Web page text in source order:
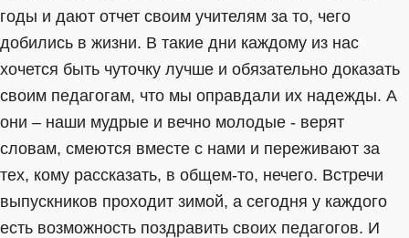
годы и дают отчет своим учителям за то, чего
добились в жизни. В такие дни каждому из нас
хочется быть чуточку лучше и обязательно доказать
своим педагогам, что мы оправдали их надежды. А
они – наши мудрые и вечно молодые - верят
словам, смеются вместе с нами и переживают за
тех, кому рассказать, в общем-то, нечего. Встречи
выпускников проходит зимой, а сегодня у каждого
есть возможность поздравить своих педагогов. И